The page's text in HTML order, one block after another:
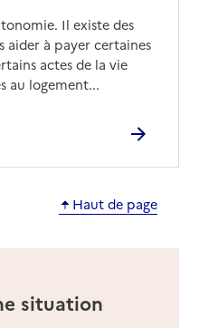
Il existe des
aider à payer certaines
actes de la vie
au logement...
Haut de page
situation